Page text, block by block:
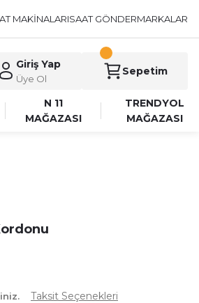
MAKİNALARISAAT GÖNDERMARKALAR
Giriş Yap
Üye Ol
Sepetim
N 11
MAĞAZASI
TRENDYOL
MAĞAZASI
Taksit Seçenekleri